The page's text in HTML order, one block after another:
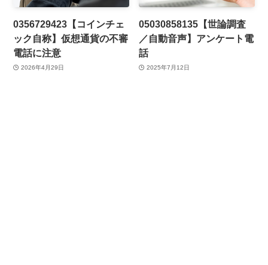
0356729423【コインチェ
ック自称】仮想通貨の不審
電話に注意
2026年4月29日
05030858135【世論調査
／自動音声】アンケート電
話
2025年7月12日